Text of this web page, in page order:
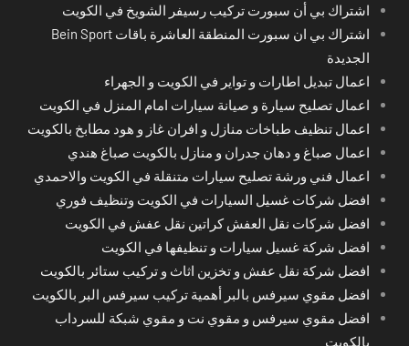
اشتراك بي أن سبورت تركيب رسيفر الشويخ في الكويت
اشتراك بي ان سبورت المنطقة العاشرة باقات Bein Sport
الجديدة
اعمال تبديل اطارات و تواير في الكويت و الجهراء
اعمال تصليح سيارة و صيانة سيارات امام المنزل في الكويت
اعمال تنظيف طباخات منازل و افران غاز و هود مطابخ بالكويت
اعمال صباغ و دهان جدران و منازل بالكويت صباغ هندي
اعمال فني ورشة تصليح سيارات متنقلة في الكويت والاحمدي
افضل شركات غسيل السيارات في الكويت وتنظيف فوري
افضل شركات نقل العفش كراتين نقل عفش في الكويت
افضل شركة غسيل سيارات و تنظيفها في الكويت
افضل شركة نقل عفش و تخزين اثاث و تركيب ستائر بالكويت
افضل مقوي سيرفس بالبر أهمية تركيب سيرفس البر بالكويت
افضل مقوي سيرفس و مقوي نت و مقوي شبكة للسرداب
بالكويت